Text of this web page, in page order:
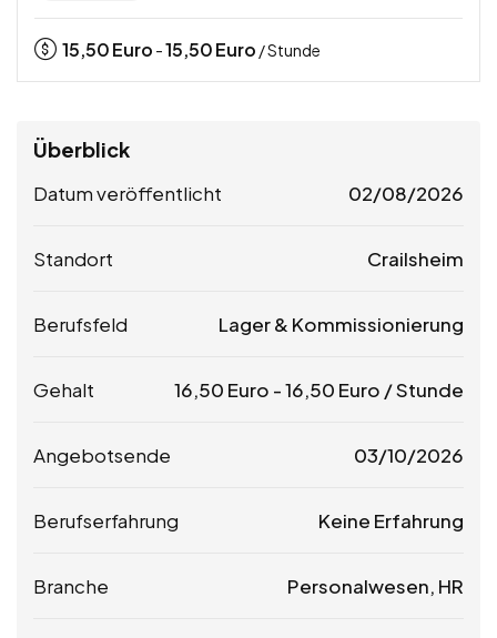
15,50Euro -15,50Euro / Stunde
Überblick
Datum veröffentlicht 02/08/2026
Standort Crailsheim
Berufsfeld Lager & Kommissionierung
Gehalt 16,50 Euro -16,50 Euro / Stunde
Angebotsende 03/10/2026
Berufserfahrung Keine Erfahrung
Branche Personalwesen, HR